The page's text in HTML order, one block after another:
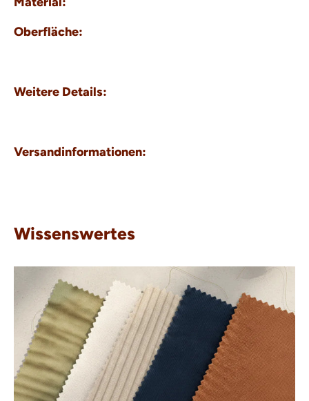
Oberfläche:
Weitere Details:
Versandinformationen:
Wissenswertes